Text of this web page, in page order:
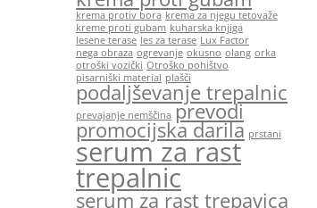
krema protiv bora krema za njegu tetovaže
kreme proti gubam kuharska knjiga
lesene terase les za terase Lux Factor
nega obraza ogrevanje okusno olang orka
otroški vozički Otroško pohištvo
pisarniški material plašči
podaljševanje trepalnic
prevajanje nemščina prevodi
promocijska darila prstani
serum za rast
trepalnic
serum za rast trepavica